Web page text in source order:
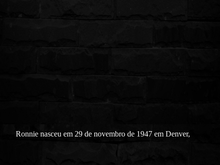
Ronnie nasceu em 29 de novembro de 1947 em Denver,